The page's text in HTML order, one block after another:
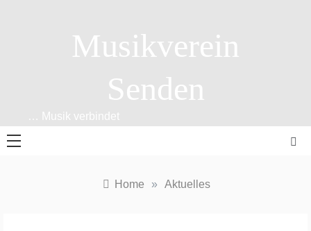
Musikverein
Senden
… Musik verbindet
Home » Aktuelles